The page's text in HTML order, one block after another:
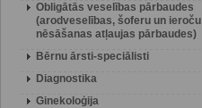
Obligātās veselības pārbaudes
(arodveselības, šoferu un ieroču
nēsāšanas atļaujas pārbaudes)
Bērnu ārsti-speciālisti
Diagnostika
Ginekoloģija